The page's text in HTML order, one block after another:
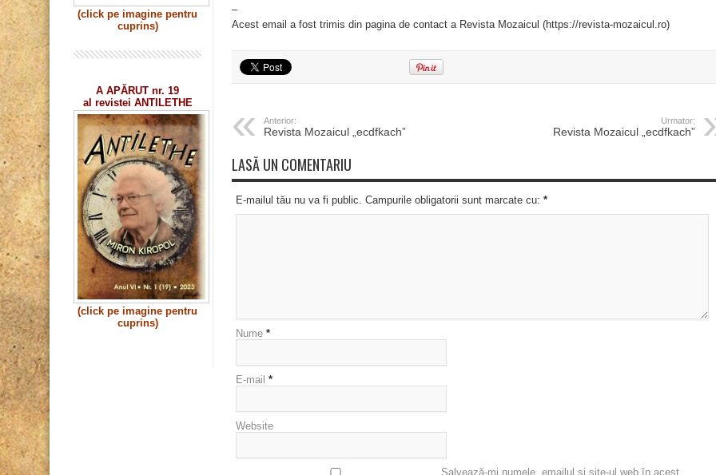
–
Acest email a fost trimis din pagina de contact a Revista Mozaicul (https://revista-mozaicul.ro)
Anterior:
Revista Mozaicul „ecdfkach”
Urmator:
Revista Mozaicul „ecdfkach”
LASĂ UN COMENTARIU
E-mailul tău nu va fi public. Campurile obligatorii sunt marcate cu: *
Nume *
E-mail *
Website
Salvează-mi numele, emailul și site-ul web în acest
(click pe imagine pentru
cuprins)
A APĂRUT nr. 19
al revistei ANTILETHE
(click pe imagine pentru
cuprins)